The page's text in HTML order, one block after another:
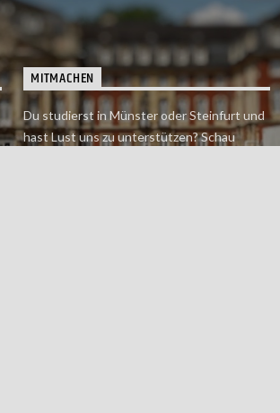
MITMACHEN
Du studierst in Münster oder Steinfurt und
hast Lust uns zu unterstützen? Schau